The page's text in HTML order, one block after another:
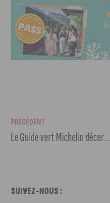
PRÉCÉDENT
Le Guide vert Michelin décerne 3 étoiles à Dijon
SUIVEZ-NOUS :